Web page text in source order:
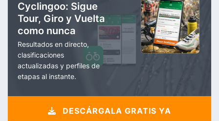
Cyclingoo: Sigue
Tour, Giro y Vuelta
como nunca
Resultados en directo,
clasificaciones
actualizadas y perfiles de
etapas al instante.
DESCÁRGALA GRATIS YA